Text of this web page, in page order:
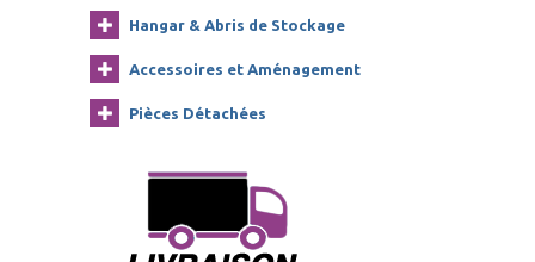
Hangar & Abris de Stockage
Accessoires et Aménagement
Pièces Détachées